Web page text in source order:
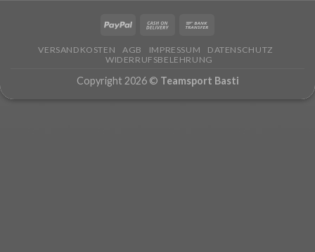
VERSANDKOSTEN AGB IMPRESSUM
DATENSCHUTZ
WIDERRUFSBELEHRUNG
Copyright 2026 © Teamsport Basti